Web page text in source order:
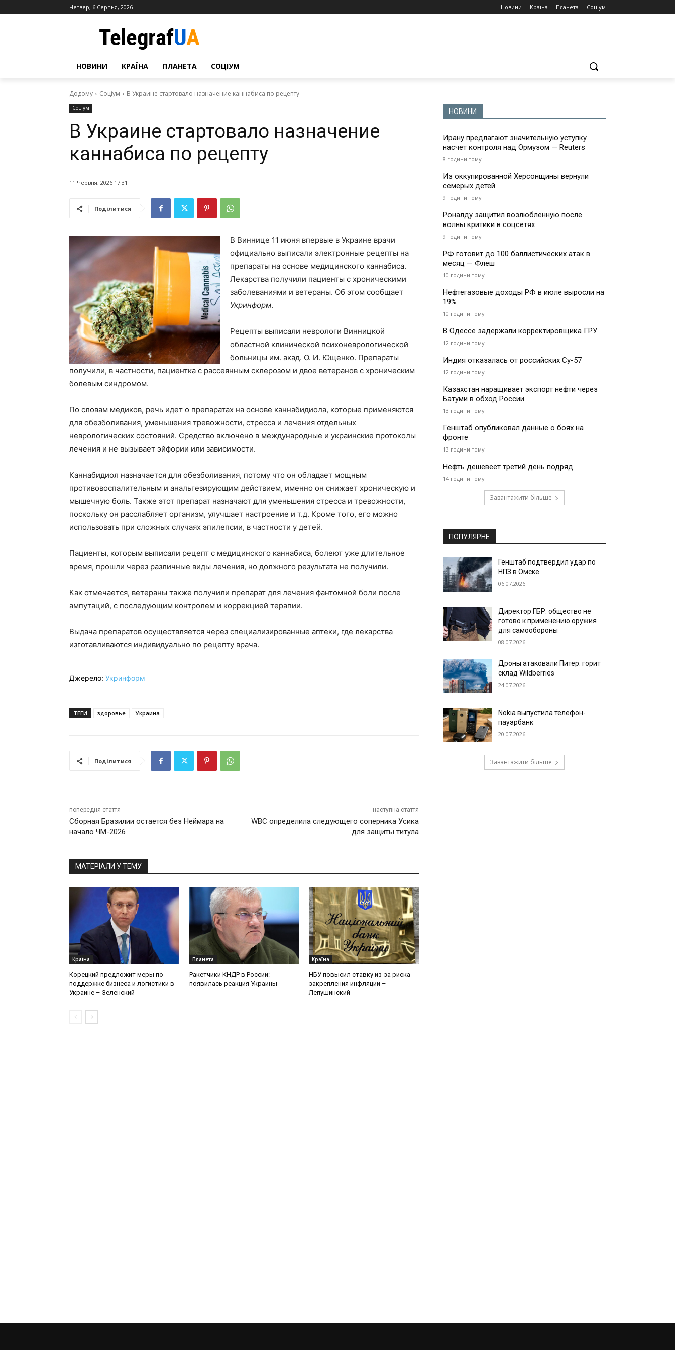
Четвер, 6 Серпня, 2026 Новини Країна Планета Соціум
НОВИНИ КРАЇНА ПЛАНЕТА СОЦІУМ
Додому Соціум В Украине стартовало назначение каннабиса по рецепту
Соціум
В Украине стартовало назначение
каннабиса по рецепту
11 Червня, 2026 17:31
Поділитися
В Виннице 11 июня впервые в Украине врачи
официально выписали электронные рецепты на
препараты на основе медицинского каннабиса.
Лекарства получили пациенты с хроническими
заболеваниями и ветераны. Об этом сообщает
Укринформ.
Рецепты выписали неврологи Винницкой
областной клинической психоневрологической
больницы им. акад. О. И. Ющенко. Препараты
получили, в частности, пациентка с рассеянным склерозом и двое ветеранов с хроническим
болевым синдромом.
По словам медиков, речь идет о препаратах на основе каннабидиола, которые применяются
для обезболивания, уменьшения тревожности, стресса и лечения отдельных
неврологических состояний. Средство включено в международные и украинские протоколы
лечения и не вызывает эйфории или зависимости.
Каннабидиол назначается для обезболивания, потому что он обладает мощным
противовоспалительным и анальгезирующим действием, именно он снижает хроническую и
мышечную боль. Также этот препарат назначают для уменьшения стресса и тревожности,
поскольку он расслабляет организм, улучшает настроение и т.д. Кроме того, его можно
использовать при сложных случаях эпилепсии, в частности у детей.
Пациенты, которым выписали рецепт с медицинского каннабиса, болеют уже длительное
время, прошли через различные виды лечения, но должного результата не получили.
Как отмечается, ветераны также получили препарат для лечения фантомной боли после
ампутаций, с последующим контролем и коррекцией терапии.
Выдача препаратов осуществляется через специализированные аптеки, где лекарства
изготавливаются индивидуально по рецепту врача.
Джерело: Укринформ
ТЕГИ здоровье Украина
Поділитися
попередня стаття
Сборная Бразилии остается без Неймара на
начало ЧМ-2026
наступна стаття
WBC определила следующего соперника Усика
для защиты титула
МАТЕРІАЛИ У ТЕМУ
Країна
Корецкий предложит меры по
поддержке бизнеса и логистики в
Украине – Зеленский
Планета
Ракетчики КНДР в России:
появилась реакция Украины
Країна
НБУ повысил ставку из-за риска
закрепления инфляции –
Лепушинский
НОВИНИ
Ирану предлагают значительную уступку
насчет контроля над Ормузом — Reuters
8 години тому
Из оккупированной Херсонщины вернули
семерых детей
9 години тому
Роналду защитил возлюбленную после
волны критики в соцсетях
9 години тому
РФ готовит до 100 баллистических атак в
месяц — Флеш
10 години тому
Нефтегазовые доходы РФ в июле выросли на
19%
10 години тому
В Одессе задержали корректировщика ГРУ
12 години тому
Индия отказалась от российских Су-57
12 години тому
Казахстан наращивает экспорт нефти через
Батуми в обход России
13 години тому
Генштаб опубликовал данные о боях на
фронте
13 години тому
Нефть дешевеет третий день подряд
14 години тому
Завантажити більше
ПОПУЛЯРНЕ
Генштаб подтвердил удар по
НПЗ в Омске
06.07.2026
Директор ГБР: общество не
готово к применению оружия
для самообороны
08.07.2026
Дроны атаковали Питер: горит
склад Wildberries
24.07.2026
Nokia выпустила телефон-
пауэрбанк
20.07.2026
Завантажити більше